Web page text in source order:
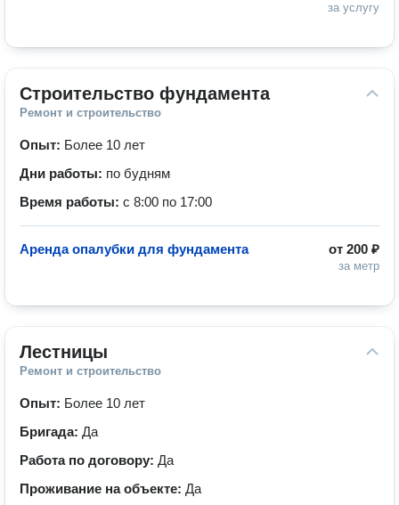
за услугу
Строительство фундамента
Ремонт и строительство
Опыт: Более 10 лет
Дни работы: по будням
Время работы: с 8:00 по 17:00
от 200 ₽
за метр
Аренда опалубки для фундамента
Лестницы
Ремонт и строительство
Опыт: Более 10 лет
Бригада: Да
Работа по договору: Да
Проживание на объекте: Да